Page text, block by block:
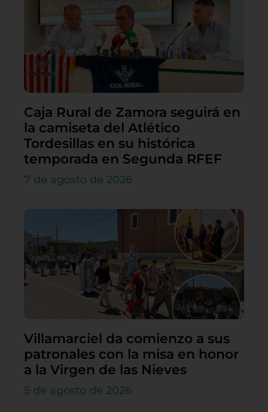
Caja Rural de Zamora seguirá en
la camiseta del Atlético
Tordesillas en su histórica
temporada en Segunda RFEF
7 de agosto de 2026
Villamarciel da comienzo a sus
patronales con la misa en honor
a la Virgen de las Nieves
5 de agosto de 2026